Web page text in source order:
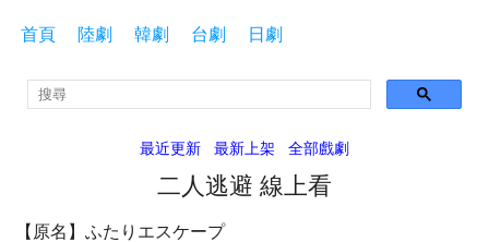
首頁 陸劇 韓劇 台劇 日劇
最近更新 最新上架 全部戲劇
二人逃避 線上看
【原名】ふたりエスケープ